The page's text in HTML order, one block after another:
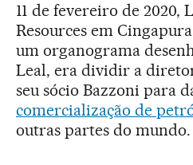
11 de fevereiro de 2020,
Resources em
um organograma
Leal, era dividir a
seu sócio Bazzoni para
comercialização de
outras partes do mundo.